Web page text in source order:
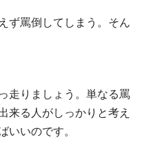
ず罵倒してしまう。そん
走りましょう。単なる罵
来る人がしっかりと考え
いいのです。